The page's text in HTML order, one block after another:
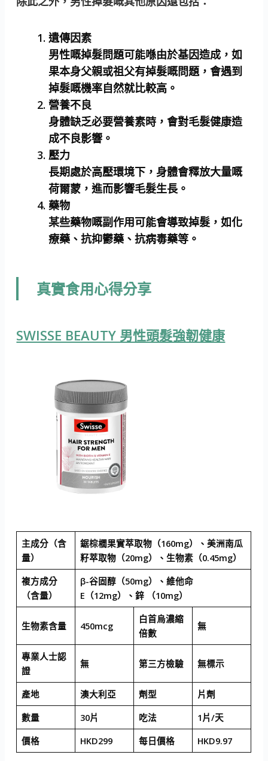
遺傳因素
男性嘅掉髮問題可能喺由於基因造成，如
果本身父親或祖父有掉髮嘅問題，會遇到
掉髮嘅機率自然就比較高。
營養不良
身體缺乏必要營養素時，會對毛髮健康造
成不良影響。
壓力
長期處於高壓環境下，身體會釋放大量嘅
荷爾蒙，進而影響毛髮生長。
藥物
某些藥物嘅副作用可能會導致掉髮，如化
療藥、抗抑鬱藥、抗病毒藥等。
真實食用心得分享
SWISSE BEAUTY 男性頭髮強韌健康
主成分（含
量）
鋸棕櫚果實萃取物（160mg）、美洲南瓜
籽萃取物（20mg）、生物素（0.45mg）
複方成分
（含量）
β-谷固醇（50mg）、維他命
E（12mg）、鋅 （10mg）
生物素含量 450mcg
白首烏濃縮
倍數
無
專業人士認
證
無 第三方檢驗 無標示
產地 澳大利亞 劑型
片劑
數量
30片 吃法
1片/天
價格
HKD299 每日價格 HKD9.97